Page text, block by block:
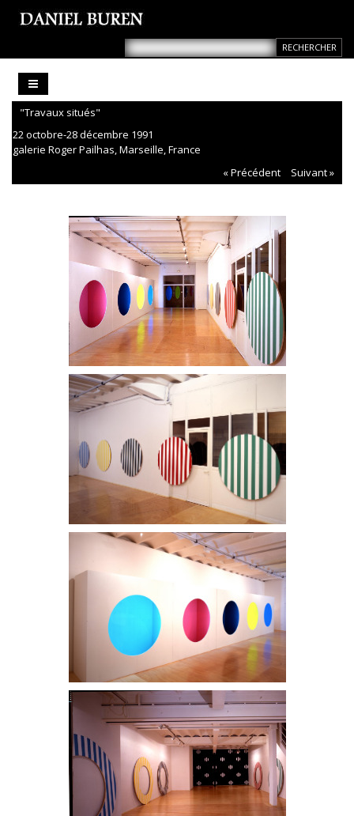
"Travaux situés"
22 octobre-28 décembre 1991
galerie Roger Pailhas, Marseille, France
« Précédent
Suivant »